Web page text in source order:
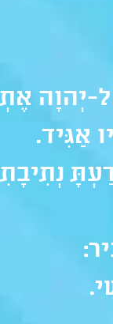
יְהוָה
אַגִּיד.